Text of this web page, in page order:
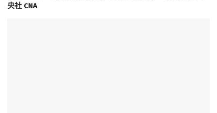
央社 CNA